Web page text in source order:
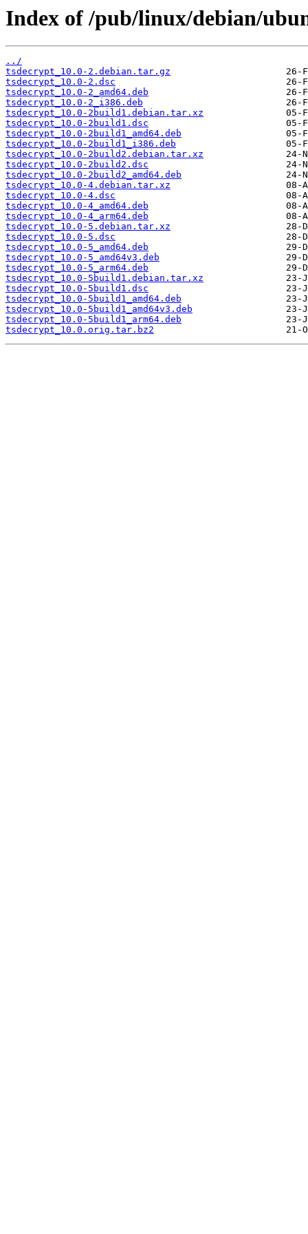
Index of /pub/linux/debian/
../
tsdecrypt_10.0-2.debian.tar.gz
tsdecrypt_10.0-2.dsc
tsdecrypt_10.0-2_amd64.deb
tsdecrypt_10.0-2_i386.deb
tsdecrypt_10.0-2build1.debian.tar.xz
tsdecrypt_10.0-2build1.dsc
tsdecrypt_10.0-2build1_amd64.deb
tsdecrypt_10.0-2build1_i386.deb
tsdecrypt_10.0-2build2.debian.tar.xz
tsdecrypt_10.0-2build2.dsc
tsdecrypt_10.0-2build2_amd64.deb
tsdecrypt_10.0-4.debian.tar.xz
tsdecrypt_10.0-4.dsc
tsdecrypt_10.0-4_amd64.deb
tsdecrypt_10.0-4_arm64.deb
tsdecrypt_10.0-5.debian.tar.xz
tsdecrypt_10.0-5.dsc
tsdecrypt_10.0-5_amd64.deb
tsdecrypt_10.0-5_amd64v3.deb
tsdecrypt_10.0-5_arm64.deb
tsdecrypt_10.0-5build1.debian.tar.xz
tsdecrypt_10.0-5build1.dsc
tsdecrypt_10.0-5build1_amd64.deb
tsdecrypt_10.0-5build1_amd64v3.deb
tsdecrypt_10.0-5build1_arm64.deb
tsdecrypt_10.0.orig.tar.bz2